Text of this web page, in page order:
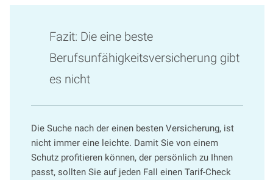
Fazit: Die eine beste
Berufsunfähigkeitsversicherung gibt
es nicht
Die Suche nach der einen besten Versicherung, ist
nicht immer eine leichte. Damit Sie von einem
Schutz profitieren können, der persönlich zu Ihnen
passt, sollten Sie auf jeden Fall einen Tarif-Check